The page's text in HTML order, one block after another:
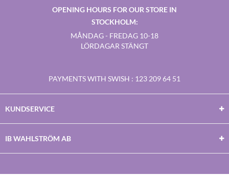
OPENING HOURS FOR OUR STORE IN
STOCKHOLM:
MÅNDAG - FREDAG 10-18
LÖRDAGAR STÄNGT
PAYMENTS WITH SWISH : 123 209 64 51
KUNDSERVICE
IB WAHLSTRÖM AB